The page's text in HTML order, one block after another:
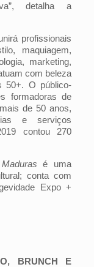
detalha a
profissionais
maquiagem,
marketing,
com beleza
50+. O público-
formadoras de
de 50 anos,
e serviços
contou 270
é uma
conta com
Expo +
BRUNCH E